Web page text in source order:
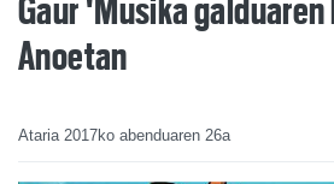
Gaur 'Musika
Anoetan
Ataria 2017ko abenduaren 26a